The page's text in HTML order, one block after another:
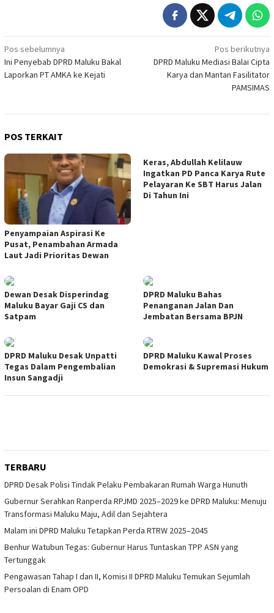
Navigasi
pos
Pos sebelumnya
Ini Penyebab DPRD Maluku Bakal
Laporkan PT AMKA ke Kejati
Pos berikutnya
DPRD Maluku Mediasi Balai Cipta
Karya dan Mantan Fasilitator
PAMSIMAS
POS TERKAIT
Penyampaian Aspirasi Ke
Pusat, Penambahan Armada
Laut Jadi Prioritas Dewan
Keras, Abdullah Kelilauw
Ingatkan PD Panca Karya Rute
Pelayaran Ke SBT Harus Jalan
Di Tahun Ini
Dewan Desak Disperindag
Maluku Bayar Gaji CS dan
Satpam
DPRD Maluku Bahas
Penanganan Jalan Dan
Jembatan Bersama BPJN
DPRD Maluku Desak Unpatti
Tegas Dalam Pengembalian
Insun Sangadji
DPRD Maluku Kawal Proses
Demokrasi & Supremasi Hukum
TERBARU
DPRD Desak Polisi Tindak Pelaku Pembakaran Rumah Warga Hunuth
Gubernur Serahkan Ranperda RPJMD 2025–2029 ke DPRD Maluku: Menuju
Transformasi Maluku Maju, Adil dan Sejahtera
Malam ini DPRD Maluku Tetapkan Perda RTRW 2025–2045
Benhur Watubun Tegas: Gubernur Harus Tuntaskan TPP ASN yang
Tertunggak
Pengawasan Tahap I dan II, Komisi II DPRD Maluku Temukan Sejumlah
Persoalan di Enam OPD